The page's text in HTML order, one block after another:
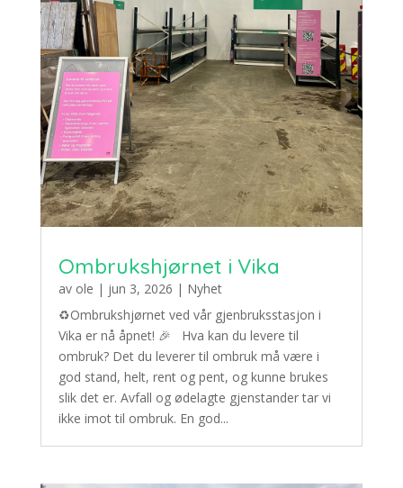
Ombrukshjørnet i Vika
av ole | jun 3, 2026 | Nyhet
♻️Ombrukshjørnet ved vår gjenbruksstasjon i
Vika er nå åpnet! 🎉 Hva kan du levere til
ombruk? Det du leverer til ombruk må være i
god stand, helt, rent og pent, og kunne brukes
slik det er. Avfall og ødelagte gjenstander tar vi
ikke imot til ombruk. En god...